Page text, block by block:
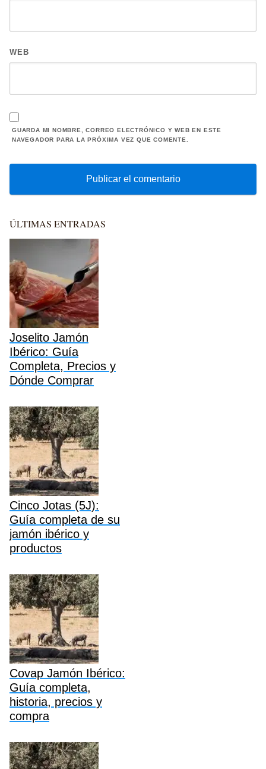
WEB
GUARDA MI NOMBRE, CORREO ELECTRÓNICO Y WEB EN ESTE
NAVEGADOR PARA LA PRÓXIMA VEZ QUE COMENTE.
ÚLTIMAS ENTRADAS
Joselito Jamón
Ibérico: Guía
Completa, Precios y
Dónde Comprar
Cinco Jotas (5J):
Guía completa de su
jamón ibérico y
productos
Covap Jamón Ibérico:
Guía completa,
historia, precios y
compra